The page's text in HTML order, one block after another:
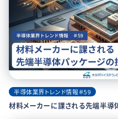
半導体業界トレンド情報＃59
材料メーカーに課される先端半導